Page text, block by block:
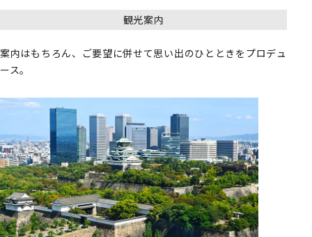
観光案内
案内はもちろん、ご要望に併せて思い出のひとときをプロデュ
ース。